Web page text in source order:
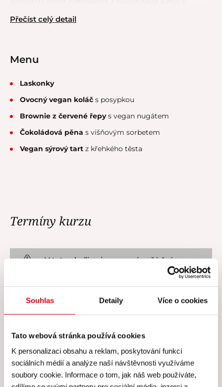
Souhlas Detaily Více o cookies
Tato webová stránka používá cookies
K personalizaci obsahu a reklam, poskytování funkcí
sociálních médií a analýze naší návštěvnosti využíváme
soubory cookie. Informace o tom, jak náš web používáte,
pikantním višňovým sorbetem vám zamotá hlavu a
fenomenální. Stejně jako fantasticky krémová náplň,
Přečíst celý detail
Menu
Laskonky
Ovocný vegan koláč s posypkou
Brownie z červené řepys vegan nugátem
Čokoládová pěna s višňovým sorbetem
Vegan sýrový tart z křehkého těsta
Termíny kurzu
V tuto chvíli nejsou vypsány žádné
Cena všech kurzů zahrnuje
Cena všech našich kurzů